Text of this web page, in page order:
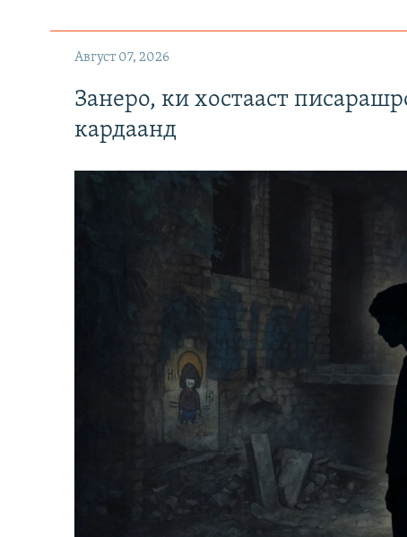
Август 07, 2026
Занеро, ки хостааст
кардаанд